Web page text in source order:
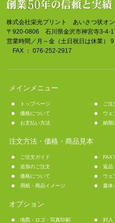
株式会社栄光プリント あいさつ状オ
〒920-0806 石川県金沢市神宮寺3-4-
営業時間／月～金（土日祝日は休業）
FAX ： 076-252-2917
メインメニュー
トップページ
ご注
価格について
ウェ
お支払い方法
納期
注文方法・価格・商品見本
ご注文ガイド
FAX
追加のご注文
返品
価格について
ウェ
用紙・商品イメージ
書体
オプション
地図・ロゴ・写真印刷
封入